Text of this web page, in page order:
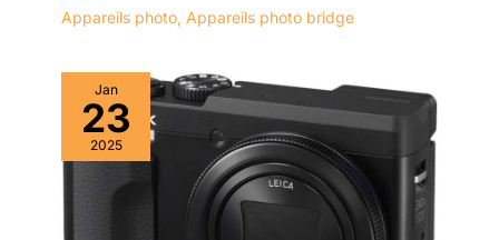
Appareils photo, Appareils photo bridge
Jan
23
2025